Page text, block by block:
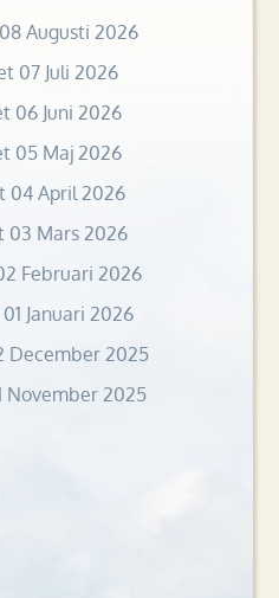
Augusti 2026
07 Juli 2026
06 Juni 2026
05 Maj 2026
04 April 2026
03 Mars 2026
Februari 2026
Januari 2026
December 2025
November 2025